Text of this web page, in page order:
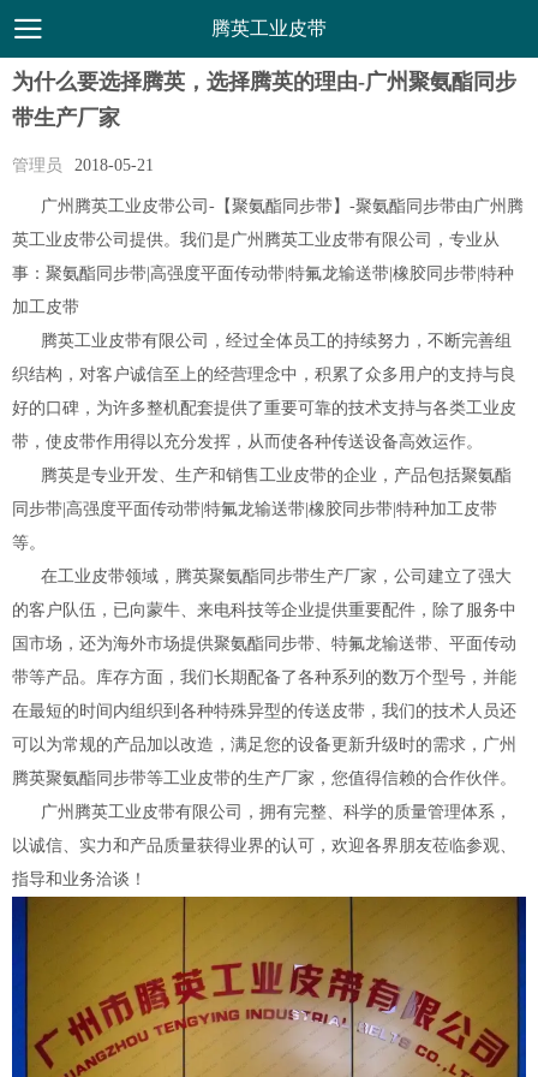
腾英工业皮带
为什么要选择腾英，选择腾英的理由-广州聚氨酯同步
带生产厂家
管理员 2018-05-21
广州腾英工业皮带公司-【聚氨酯同步带】-聚氨酯同步带由广州腾
英工业皮带公司提供。我们是广州腾英工业皮带有限公司，专业从
事：聚氨酯同步带|高强度平面传动带|特氟龙输送带|橡胶同步带|特种
加工皮带
腾英工业皮带有限公司，经过全体员工的持续努力，不断完善组
织结构，对客户诚信至上的经营理念中，积累了众多用户的支持与良
好的口碑，为许多整机配套提供了重要可靠的技术支持与各类工业皮
带，使皮带作用得以充分发挥，从而使各种传送设备高效运作。
腾英是专业开发、生产和销售工业皮带的企业，产品包括聚氨酯
同步带|高强度平面传动带|特氟龙输送带|橡胶同步带|特种加工皮带
等。
在工业皮带领域，腾英聚氨酯同步带生产厂家，公司建立了强大
的客户队伍，已向蒙牛、来电科技等企业提供重要配件，除了服务中
国市场，还为海外市场提供聚氨酯同步带、特氟龙输送带、平面传动
带等产品。库存方面，我们长期配备了各种系列的数万个型号，并能
在最短的时间内组织到各种特殊异型的传送皮带，我们的技术人员还
可以为常规的产品加以改造，满足您的设备更新升级时的需求，广州
腾英聚氨酯同步带等工业皮带的生产厂家，您值得信赖的合作伙伴。
广州腾英工业皮带有限公司，拥有完整、科学的质量管理体系，
以诚信、实力和产品质量获得业界的认可，欢迎各界朋友莅临参观、
指导和业务洽谈！